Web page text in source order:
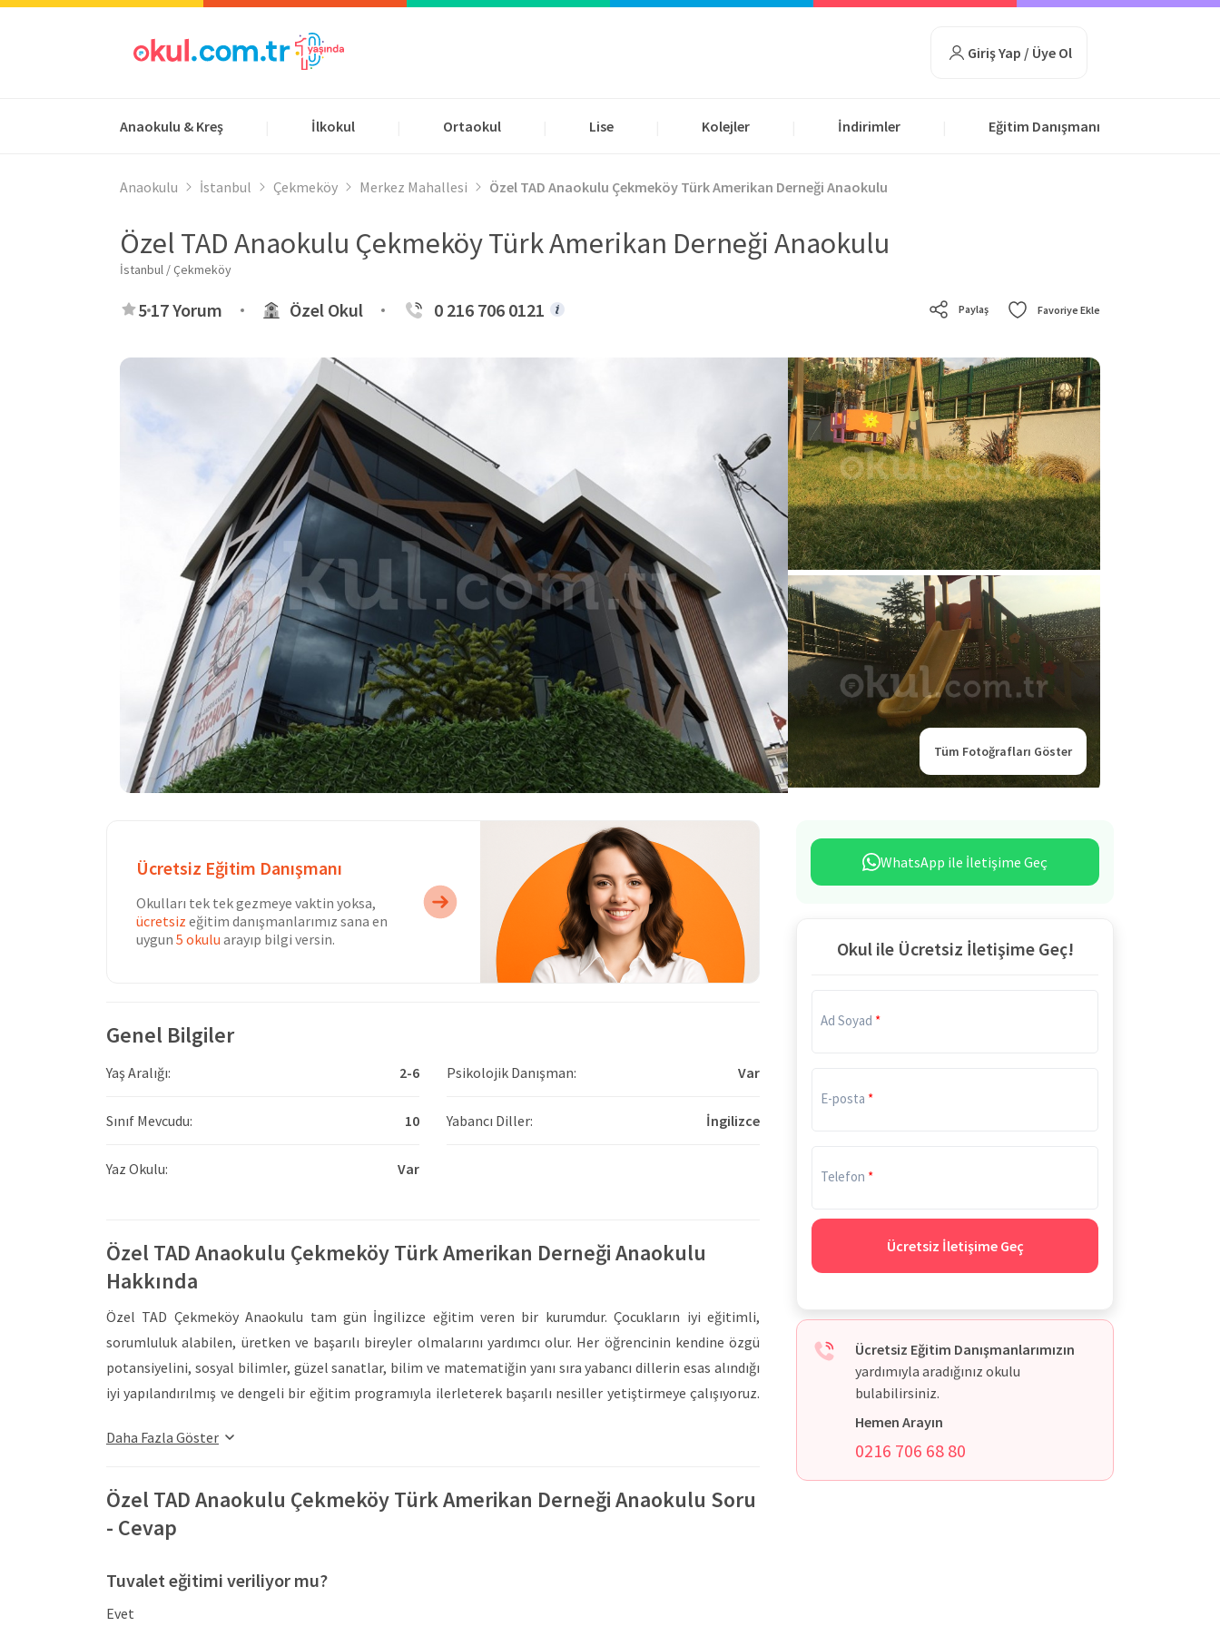
Giriş Yap / Üye Ol
Anaokulu & Kreş İlkokul Ortaokul Lise Kolejler İndirimler Eğitim Danışmanı
Anaokulu İstanbul Çekmeköy Merkez Mahallesi Özel TAD Anaokulu Çekmeköy Türk Amerikan Derneği Anaokulu
Özel TAD Anaokulu Çekmeköy Türk Amerikan Derneği Anaokulu
İstanbul / Çekmeköy
Favoriye Ekle
Paylaş
5 17 Yorum Özel Okul 0 216 706 0121
Tüm Fotoğrafları Göster
Ücretsiz Eğitim Danışmanı
Okulları tek tek gezmeye vaktin yoksa,
ücretsiz eğitim danışmanlarımız sana en
uygun 5 okulu arayıp bilgi versin.
Genel Bilgiler
Yaş Aralığı: 2-6 Psikolojik Danışman: Var
Sınıf Mevcudu: 10 Yabancı Diller: İngilizce
Yaz Okulu: Var
Özel TAD Anaokulu Çekmeköy Türk Amerikan Derneği Anaokulu
Hakkında
Özel TAD Çekmeköy Anaokulu tam gün İngilizce eğitim veren bir kurumdur. Çocukların iyi eğitimli,
sorumluluk alabilen, üretken ve başarılı bireyler olmalarını yardımcı olur. Her öğrencinin kendine özgü
potansiyelini, sosyal bilimler, güzel sanatlar, bilim ve matematiğin yanı sıra yabancı dillerin esas alındığı
iyi yapılandırılmış ve dengeli bir eğitim programıyla ilerleterek başarılı nesiller yetiştirmeye çalışıyoruz.
yaklaşımların harmanlandığı ve profesyonel akademisyenler tarafından geliştirilen TAD Preschool
gerek Türkçe ve gerekse İngilizceyi akıcı ve güzel bir şekilde kullanmalarını temin etmeyi amaçlayan TAD
Preschool, doğal sıralama doğrultusunda çocukların konuşma, dinleme, anlama, okuma ve yazma
becerilerini geliştirmeyi hedefler. Ezbere dayalı yaklaşımlar yerine modern öğretim metotları
doğrultusunda keşfetme ve edinmeyi esas alarak öğrencilerin dili gerçekten kullanmaları ve başarılı
iletişimciler olmaları sağlanır. Yapıya değil anlama ve iletişime dayalı aktivitelerle çocuklar gerçek yaşam
koşulların gerektirdiği iletişim becerilerine sahip olurlar.
Daha Fazla Göster
Özel TAD Anaokulu Çekmeköy Türk Amerikan Derneği Anaokulu Soru
- Cevap
Tuvalet eğitimi veriliyor mu?
Evet
WhatsApp ile İletişime Geç
Okul ile Ücretsiz İletişime Geç!
Ad Soyad
E-posta
Telefon
Ücretsiz İletişime Geç
Ücretsiz Eğitim Danışmanlarımızın
yardımıyla aradığınız okulu
bulabilirsiniz.
Hemen Arayın
0216 706 68 80